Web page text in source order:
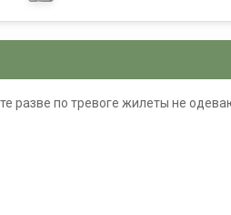
по тревоге жилеты не